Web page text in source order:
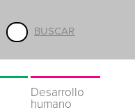
BUSCAR
Desarrollo
humano